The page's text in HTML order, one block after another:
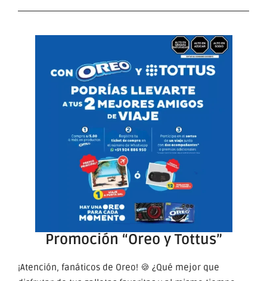
Promoción “Oreo y Tottus”
¡Atención, fanáticos de Oreo! 🍪 ¿Qué mejor que